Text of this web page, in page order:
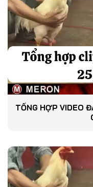
TỔNG HỢP VIDEO